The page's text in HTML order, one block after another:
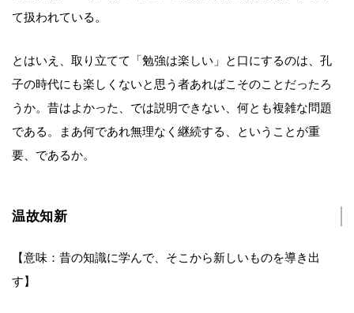
て扱われている。
とはいえ、取り立てて「勉強は楽しい」と口にするのは、孔
子の時代にも楽しくないと思う者あればこそのことだったろ
うか。昔はよかった、では説明できない、何とも複雑な問題
である。まあ何であれ無理なく継続する、ということが重
要、であるか。
温故知新
【意味：昔の知識に学んで、そこから新しいものを導き出
す】